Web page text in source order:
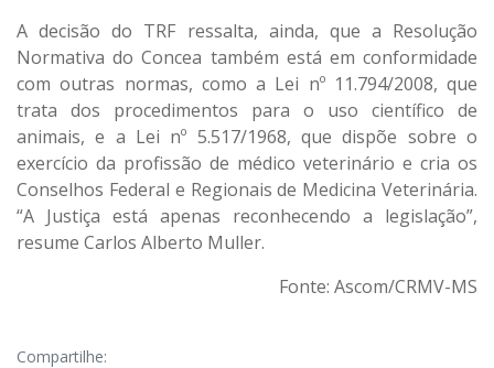
A decisão do TRF ressalta, ainda, que a Resolução
Normativa do Concea também está em conformidade
com outras normas, como a Lei nº 11.794/2008, que
trata dos procedimentos para o uso científico de
animais, e a Lei nº 5.517/1968, que dispõe sobre o
exercício da profissão de médico veterinário e cria os
Conselhos Federal e Regionais de Medicina Veterinária.
“A Justiça está apenas reconhecendo a legislação”,
resume Carlos Alberto Muller.
Fonte: Ascom/CRMV-MS
Compartilhe: